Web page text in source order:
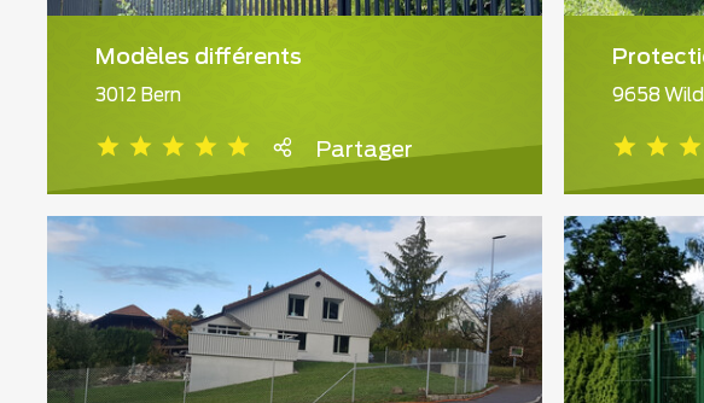
Modèles différents
3012 Bern
Partager
9658